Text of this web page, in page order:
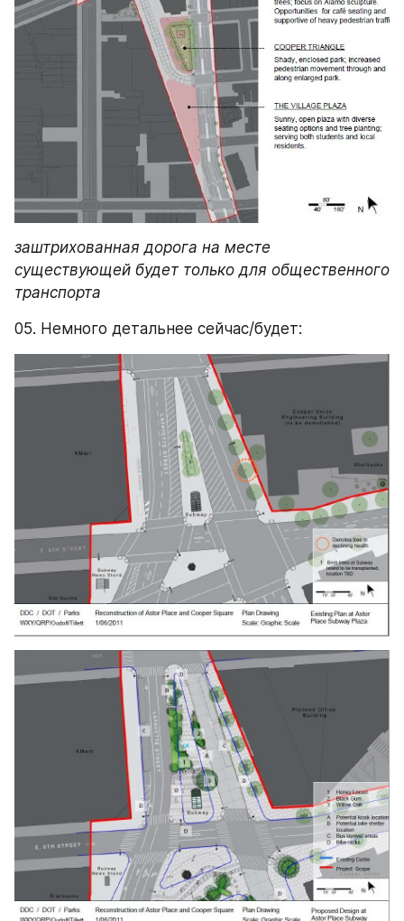
заштрихованная дорога на месте
существующей будет только для общественного
транспорта
05. Немного детальнее сейчас/будет: